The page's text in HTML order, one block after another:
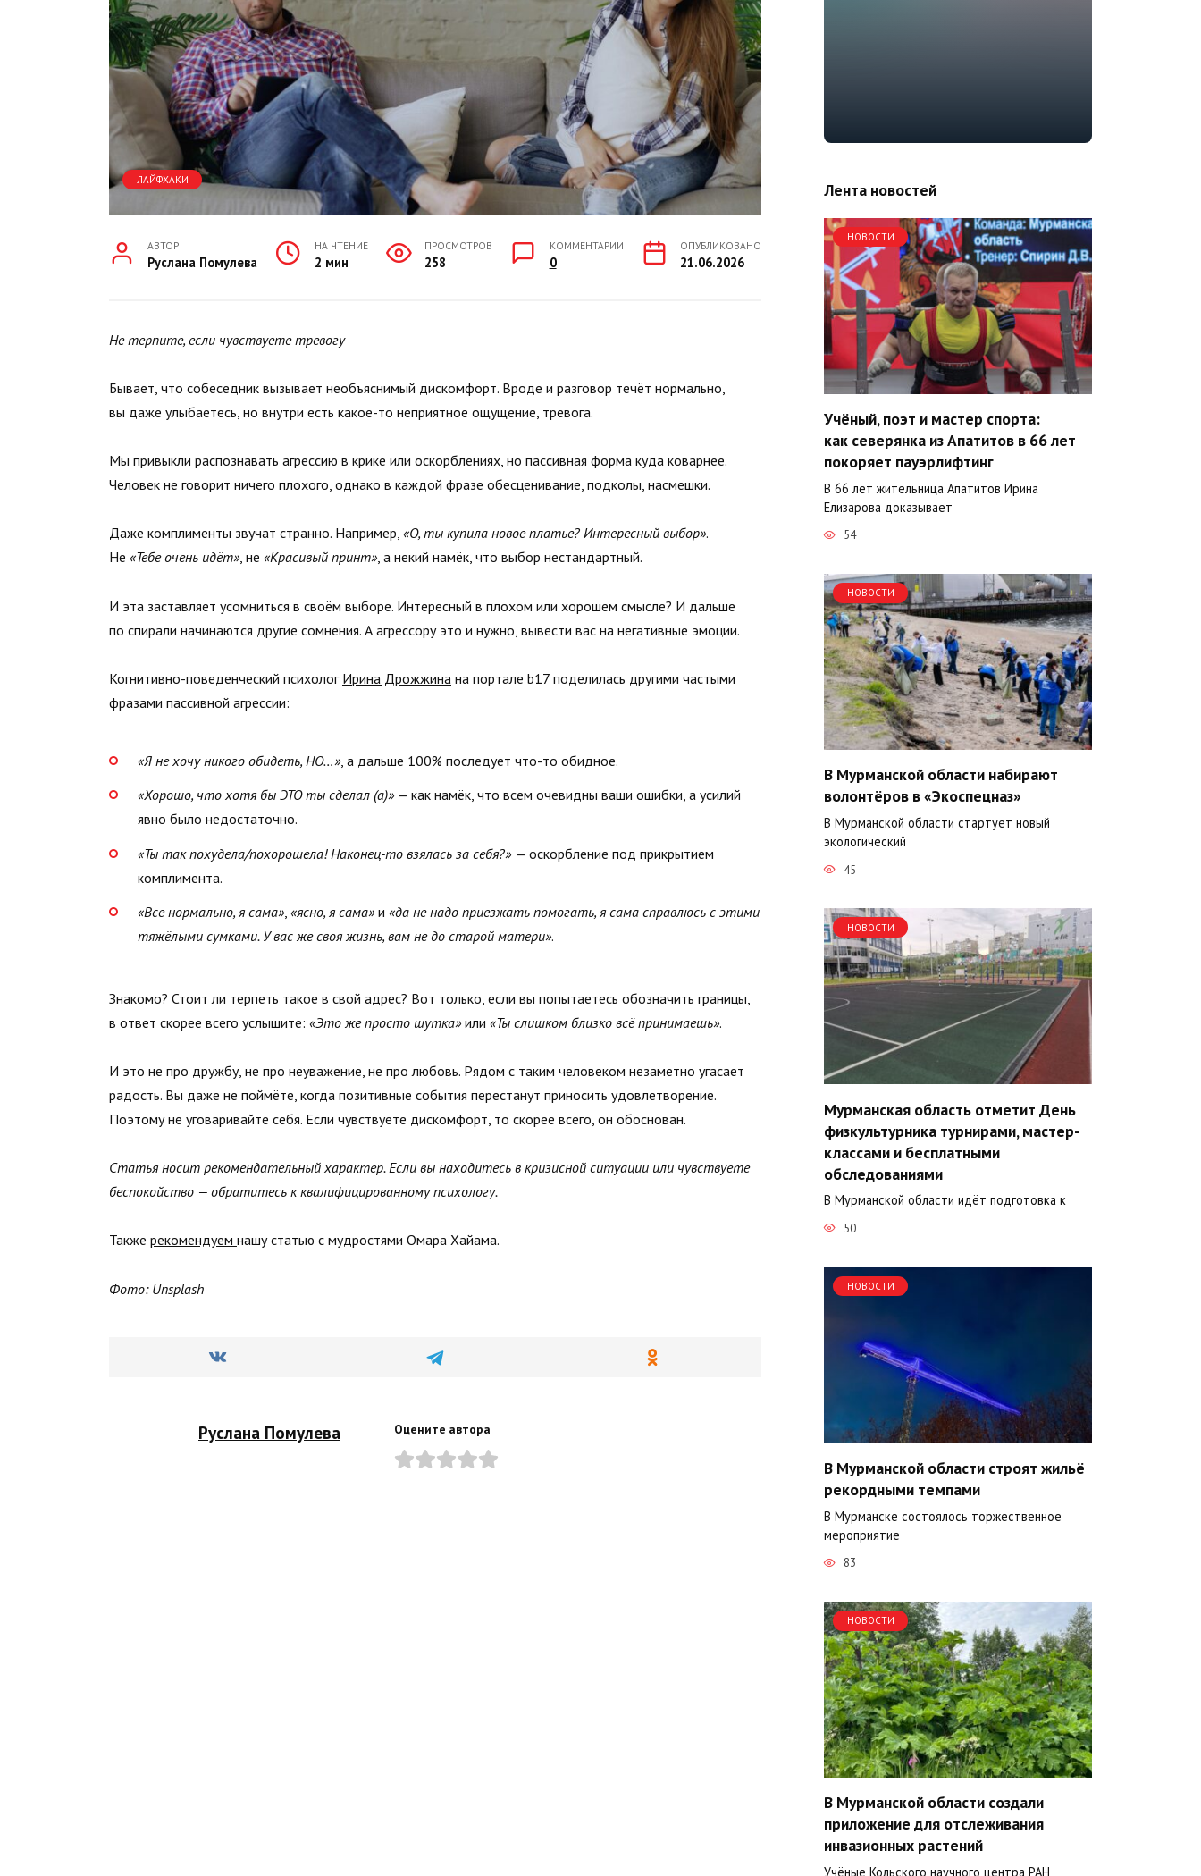
ЛАЙФХАКИ
АВТОР
Руслана Помулева
НА ЧТЕНИЕ
2 мин
ПРОСМОТРОВ
258
КОММЕНТАРИИ
0
ОПУБЛИКОВАНО
21.06.2026
Не терпите, если чувствуете тревогу
Бывает, что собеседник вызывает необъяснимый дискомфорт. Вроде и разговор течёт нормально,
вы даже улыбаетесь, но внутри есть какое-то неприятное ощущение, тревога.
Мы привыкли распознавать агрессию в крике или оскорблениях, но пассивная форма куда коварнее.
Человек не говорит ничего плохого, однако в каждой фразе обесценивание, подколы, насмешки.
Даже комплименты звучат странно. Например, «О, ты купила новое платье? Интересный выбор».
Не «Тебе очень идёт», не «Красивый принт», а некий намёк, что выбор нестандартный.
И эта заставляет усомниться в своём выборе. Интересный в плохом или хорошем смысле? И дальше
по спирали начинаются другие сомнения. А агрессору это и нужно, вывести вас на негативные эмоции.
Когнитивно-поведенческий психолог Ирина Дрожжина на портале b17 поделилась другими частыми
фразами пассивной агрессии:
«Я не хочу никого обидеть, НО…», а дальше 100% последует что-то обидное.
«Хорошо, что хотя бы ЭТО ты сделал (а)»— как намёк, что всем очевидны ваши ошибки, а усилий
явно было недостаточно.
«Ты так похудела/похорошела! Наконец-то взялась за себя?» — оскорбление под прикрытием
комплимента.
«Все нормально, я сама», «ясно, я сама»и «да не надо приезжать помогать, я сама справлюсь с этими
тяжёлыми сумками. У вас же своя жизнь, вам не до старой матери».
Знакомо? Стоит ли терпеть такое в свой адрес? Вот только, если вы попытаетесь обозначить границы,
в ответ скорее всего услышите: «Это же просто шутка»или «Ты слишком близко всё принимаешь».
И это не про дружбу, не про неуважение, не про любовь. Рядом с таким человеком незаметно угасает
радость. Вы даже не поймёте, когда позитивные события перестанут приносить удовлетворение.
Поэтому не уговаривайте себя. Если чувствуете дискомфорт, то скорее всего, он обоснован.
Статья носит рекомендательный характер. Если вы находитесь в кризисной ситуации или чувствуете
беспокойство — обратитесь к квалифицированному психологу.
Также рекомендуем нашу статью с мудростями Омара Хайама.
Фото: Unsplash
Руслана Помулева Оцените автора
Лента новостей
НОВОСТИ
Учёный, поэт и мастер спорта:
как северянка из Апатитов в 66 лет
покоряет пауэрлифтинг
В 66 лет жительница Апатитов Ирина
Елизарова доказывает
54
НОВОСТИ
В Мурманской области набирают
волонтёров в «Экоспецназ»
В Мурманской области стартует новый
экологический
45
НОВОСТИ
Мурманская область отметит День
физкультурника турнирами, мастер-
классами и бесплатными
обследованиями
В Мурманской области идёт подготовка к
50
НОВОСТИ
В Мурманской области строят жильё
рекордными темпами
В Мурманске состоялось торжественное
мероприятие
83
НОВОСТИ
В Мурманской области создали
приложение для отслеживания
инвазионных растений
Учёные Кольского научного центра РАН